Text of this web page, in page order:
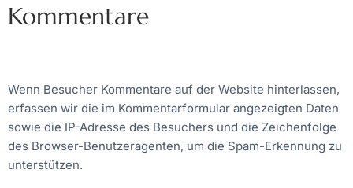
Kommentare
Wenn Besucher Kommentare auf der Website hinterlassen,
erfassen wir die im Kommentarformular angezeigten Daten
sowie die IP-Adresse des Besuchers und die Zeichenfolge
des Browser-Benutzeragenten, um die Spam-Erkennung zu
unterstützen.